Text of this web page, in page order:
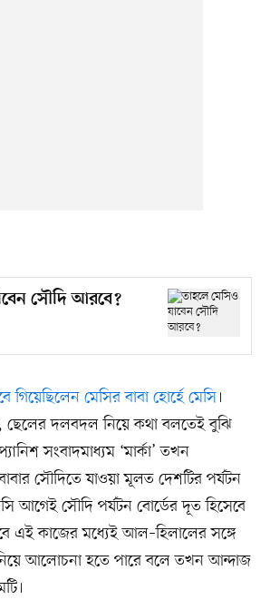
সৌদি আরবে?
মেসির বাবা হোর্হে মেসি।
দলবদল নিয়ে কথা বলতেই বুঝি
সংবাদমাধ্যম ‘মার্কা’ তখন
সৌদিতে যাওয়া মূলত দেশটির পর্যটন
আগেই সৌদি পর্যটন বোর্ডের দূত হিসেবে
এই কাজের মধ্যেই আল–হিলালের সঙ্গে
নিয়ে আলোচনা হতে পারে বলে তখন আন্দাজ